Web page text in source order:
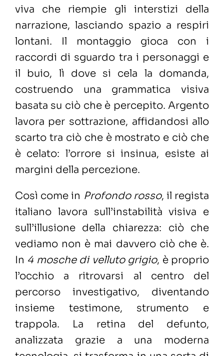
viva che riempie gli interstizi della
narrazione, lasciando spazio a respiri
lontani. Il montaggio gioca con i
raccordi di sguardo tra i personaggi e
il buio, lì dove si cela la domanda,
costruendo una grammatica visiva
basata su ciò che è percepito. Argento
lavora per sottrazione, affidandosi allo
scarto tra ciò che è mostrato e ciò che
è celato: l’orrore si insinua, esiste ai
margini della percezione.
Così come in Profondo rosso, il regista
italiano lavora sull’instabilità visiva e
sull’illusione della chiarezza: ciò che
vediamo non è mai davvero ciò che è.
In 4 mosche di velluto grigio, è proprio
l’occhio a ritrovarsi al centro del
percorso investigativo, diventando
insieme testimone, strumento e
trappola. La retina del defunto,
analizzata grazie a una moderna